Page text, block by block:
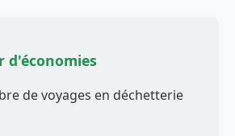
d'économies
de voyages en déchetterie